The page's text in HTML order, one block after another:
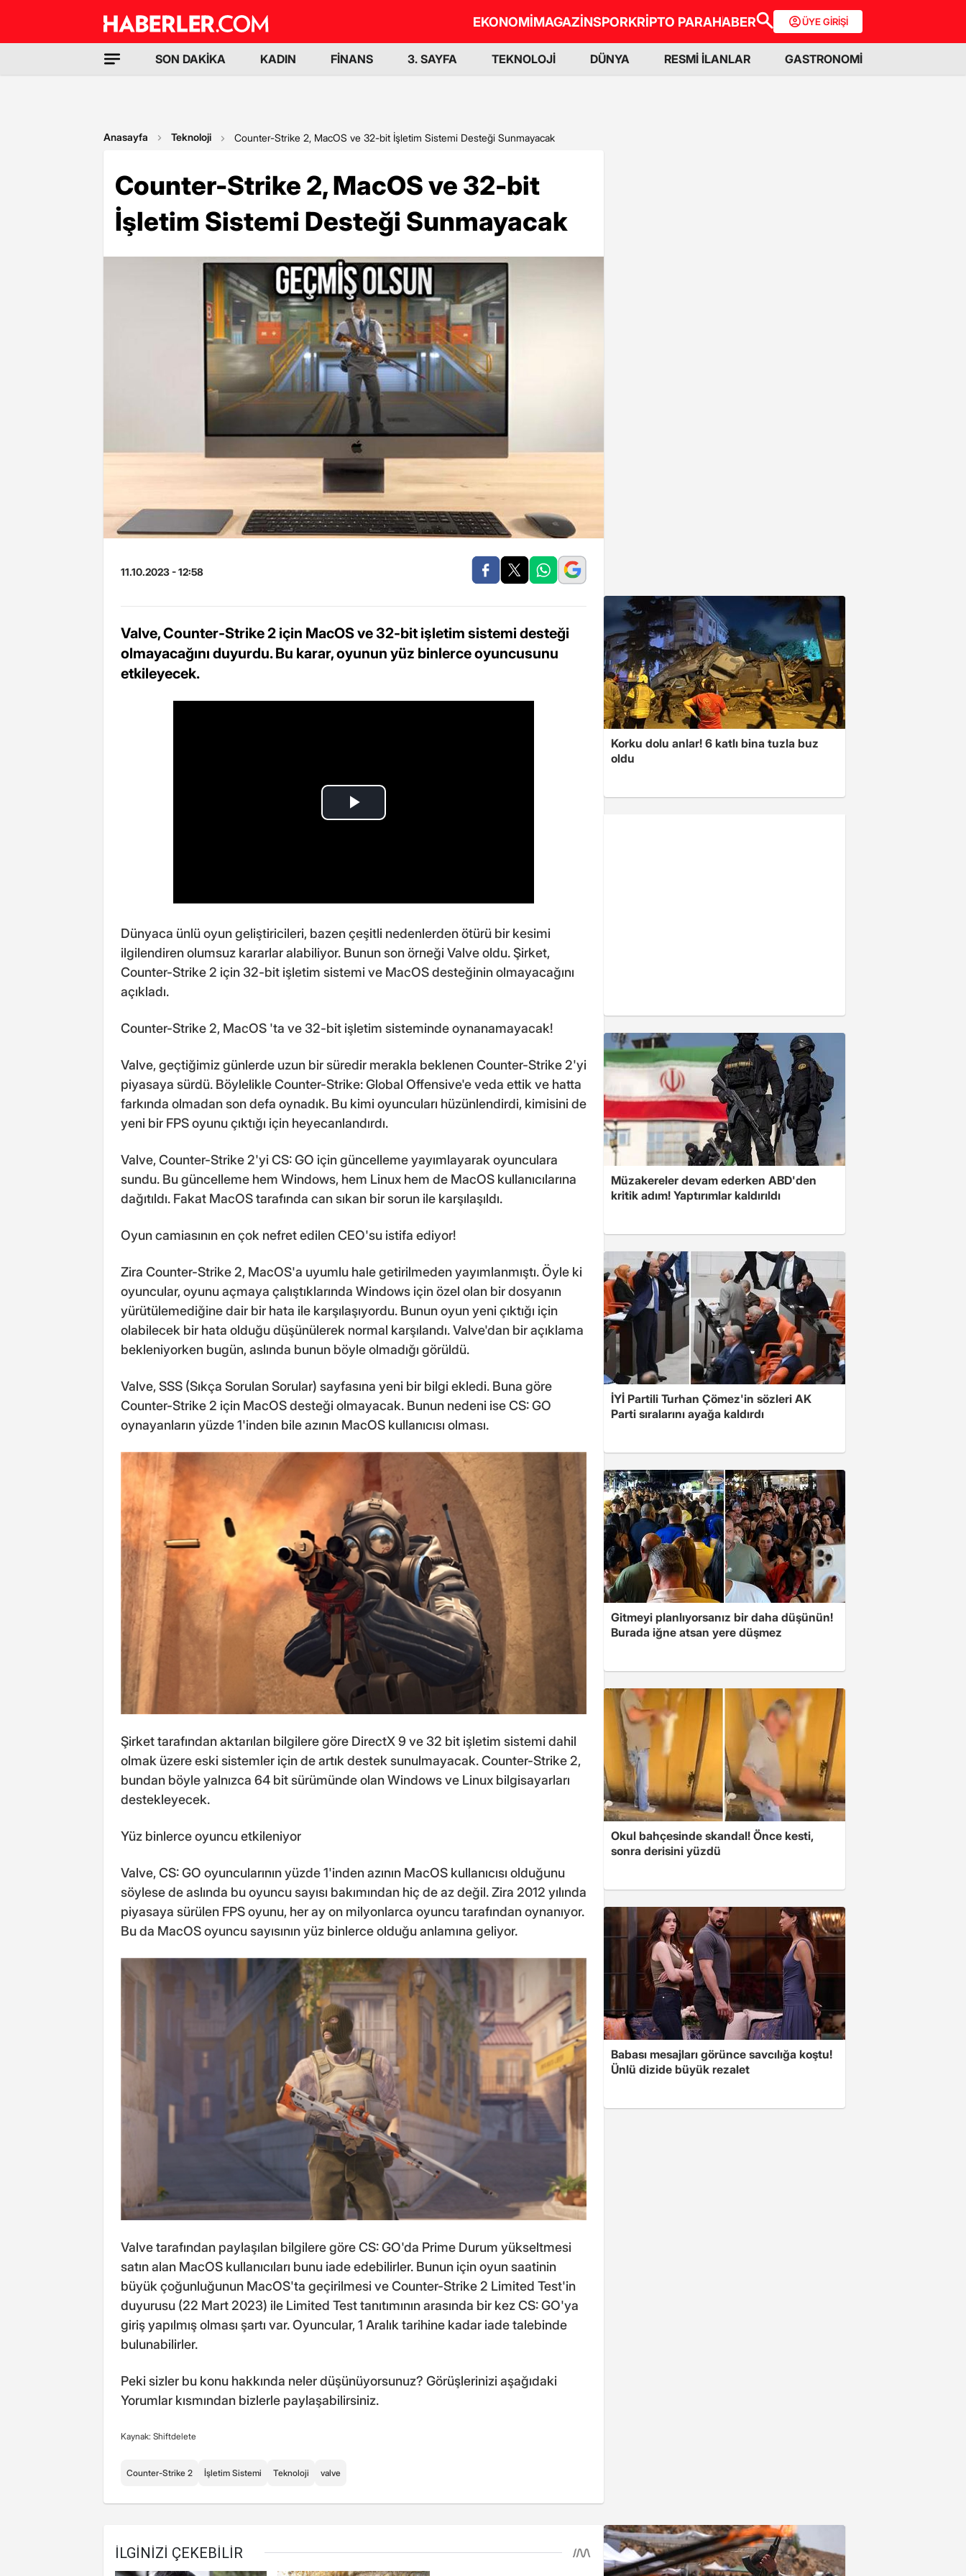
EKONOMİMAGAZİNSPORKRİPTO PARAHABER ÜYE GİRİŞİ
SON DAKİKA KADIN FİNANS 3. SAYFA TEKNOLOJİ DÜNYA RESMİ İLANLAR GASTRONOMİ
Anasayfa Teknoloji Counter-Strike 2, MacOS ve 32-bit İşletim Sistemi Desteği Sunmayacak
Counter-Strike 2, MacOS ve 32-bit
İşletim Sistemi Desteği Sunmayacak
11.10.2023 - 12:58
Valve, Counter-Strike 2 için MacOS ve 32-bit işletim sistemi desteği
olmayacağını duyurdu. Bu karar, oyunun yüz binlerce oyuncusunu
etkileyecek.
Dünyaca ünlü oyun geliştiricileri, bazen çeşitli nedenlerden ötürü bir kesimi
ilgilendiren olumsuz kararlar alabiliyor. Bunun son örneği Valve oldu. Şirket,
Counter-Strike 2 için 32-bit işletim sistemi ve MacOS desteğinin olmayacağını
açıkladı.
Counter-Strike 2, MacOS 'ta ve 32-bit işletim sisteminde oynanamayacak!
Valve, geçtiğimiz günlerde uzun bir süredir merakla beklenen Counter-Strike 2'yi
piyasaya sürdü. Böylelikle Counter-Strike: Global Offensive'e veda ettik ve hatta
farkında olmadan son defa oynadık. Bu kimi oyuncuları hüzünlendirdi, kimisini de
yeni bir FPS oyunu çıktığı için heyecanlandırdı.
Valve, Counter-Strike 2'yi CS: GO için güncelleme yayımlayarak oyunculara
sundu. Bu güncelleme hem Windows, hem Linux hem de MacOS kullanıcılarına
dağıtıldı. Fakat MacOS tarafında can sıkan bir sorun ile karşılaşıldı.
Oyun camiasının en çok nefret edilen CEO'su istifa ediyor!
Zira Counter-Strike 2, MacOS'a uyumlu hale getirilmeden yayımlanmıştı. Öyle ki
oyuncular, oyunu açmaya çalıştıklarında Windows için özel olan bir dosyanın
yürütülemediğine dair bir hata ile karşılaşıyordu. Bunun oyun yeni çıktığı için
olabilecek bir hata olduğu düşünülerek normal karşılandı. Valve'dan bir açıklama
bekleniyorken bugün, aslında bunun böyle olmadığı görüldü.
Valve, SSS (Sıkça Sorulan Sorular) sayfasına yeni bir bilgi ekledi. Buna göre
Counter-Strike 2 için MacOS desteği olmayacak. Bunun nedeni ise CS: GO
oynayanların yüzde 1'inden bile azının MacOS kullanıcısı olması.
Şirket tarafından aktarılan bilgilere göre DirectX 9 ve 32 bit işletim sistemi dahil
olmak üzere eski sistemler için de artık destek sunulmayacak. Counter-Strike 2,
bundan böyle yalnızca 64 bit sürümünde olan Windows ve Linux bilgisayarları
destekleyecek.
Yüz binlerce oyuncu etkileniyor
Valve, CS: GO oyuncularının yüzde 1'inden azının MacOS kullanıcısı olduğunu
söylese de aslında bu oyuncu sayısı bakımından hiç de az değil. Zira 2012 yılında
piyasaya sürülen FPS oyunu, her ay on milyonlarca oyuncu tarafından oynanıyor.
Bu da MacOS oyuncu sayısının yüz binlerce olduğu anlamına geliyor.
Valve tarafından paylaşılan bilgilere göre CS: GO'da Prime Durum yükseltmesi
satın alan MacOS kullanıcıları bunu iade edebilirler. Bunun için oyun saatinin
büyük çoğunluğunun MacOS'ta geçirilmesi ve Counter-Strike 2 Limited Test'in
duyurusu (22 Mart 2023) ile Limited Test tanıtımının arasında bir kez CS: GO'ya
giriş yapılmış olması şartı var. Oyuncular, 1 Aralık tarihine kadar iade talebinde
bulunabilirler.
Peki sizler bu konu hakkında neler düşünüyorsunuz? Görüşlerinizi aşağıdaki
Yorumlar kısmından bizlerle paylaşabilirsiniz.
Kaynak: Shiftdelete
Counter-Strike 2 İşletim Sistemi Teknoloji valve
Korku dolu anlar! 6 katlı bina tuzla buz
oldu
Müzakereler devam ederken ABD'den
kritik adım! Yaptırımlar kaldırıldı
İYİ Partili Turhan Çömez'in sözleri AK
Parti sıralarını ayağa kaldırdı
Gitmeyi planlıyorsanız bir daha düşünün!
Burada iğne atsan yere düşmez
Okul bahçesinde skandal! Önce kesti,
sonra derisini yüzdü
Babası mesajları görünce savcılığa koştu!
Ünlü dizide büyük rezalet